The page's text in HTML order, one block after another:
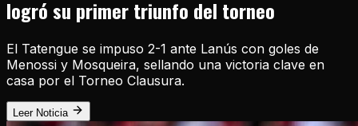
logró su primer triunfo del torneo
El Tatengue se impuso 2-1 ante Lanús con goles de
Menossi y Mosqueira, sellando una victoria clave en
casa por el Torneo Clausura.
Leer Noticia